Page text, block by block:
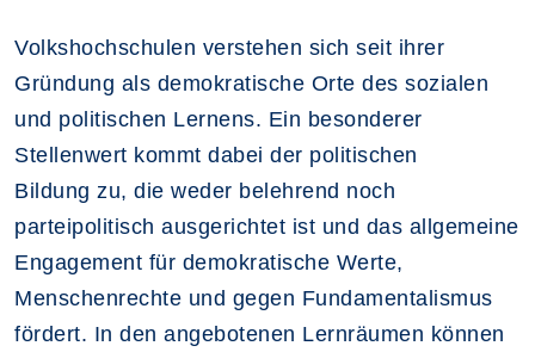
Volkshochschulen verstehen sich seit ihrer
Gründung als demokratische Orte des sozialen
und politischen Lernens. Ein besonderer
Stellenwert kommt dabei der politischen
Bildung zu, die weder belehrend noch
parteipolitisch ausgerichtet ist und das allgemeine
Engagement für demokratische Werte,
Menschenrechte und gegen Fundamentalismus
fördert. In den angebotenen Lernräumen können